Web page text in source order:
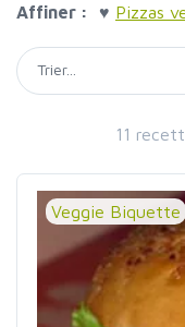
Affiner : ♥ Pizzas
11
Veggie Biquette